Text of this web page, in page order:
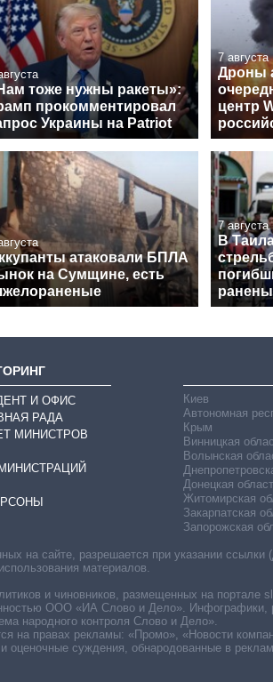
тоже нужны ракеты»:
прокомментировал
Украины на Patriot
7 августа
Дроны
центр
атаковали БПЛА
на Сумщине, есть
7 августа
В
И ОФИС
РАДА
МИНИСТРОВ
Киев
Автономная
Крым
Винницкая
Волынская
Донецкая
Житомирская
Закарпатская
Запорожская
на сайте, разрешается при указании
материалов.
и чиновников, размещенных на портале
ООО «ИА Слово и Дело». Инфографики,
народного контроля Слово и Дело».
на правах рекламы: «Промо», «Новости
оценочные суждения, обнародованные в